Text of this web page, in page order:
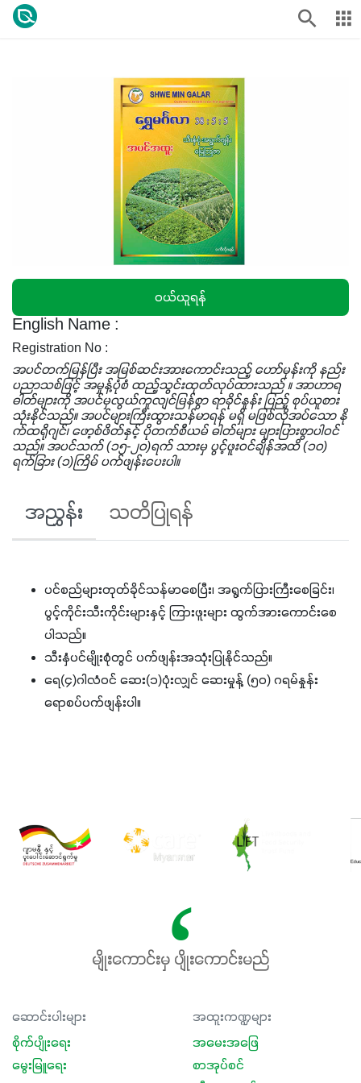
၀ယ်ယူရန်
English Name :
Registration No :
အပင်တက်မြန်ပြီး အမြစ်ဆင်းအားကောင်းသည့် ဟော်မုန်းကို နည်း
ပညာသစ်ဖြင့် အမှုန့်ပုံစံ ထည့်သွင်းထုတ်လုပ်ထားသည် ။ အာဟာရ
ဓါတ်များကို အပင်မှလွယ်ကူလျင်မြန်စွာ ရာခိုင်နှုန်း ပြည့် စုပ်ယူစား
သုံးနိုင်သည်။ အပင်များကြီးထွားသန်မာရန် မရှိ မဖြစ်လိုအပ်သော နို
က်ထရိုဂျင်၊ ဖော့စ်ဖိတ်နှင့် ပိုတက်စီယမ် ဓါတ်များ များပြားစွာပါဝင်
သည်။ အပင်သက် (၁၅-၂၀)ရက် သားမှ ပွင့်ဖူးဝင်ချိန်အထိ (၁၀)
ရက်ခြား (၁)ကြိမ် ပက်ဖျန်းပေးပါ။
အညွှန်း သတိပြုရန်
ပင်စည်များတုတ်ခိုင်သန်မာစေပြီး၊ အရွက်ပြားကြီးစေခြင်း၊
ပွင့်ကိုင်းသီးကိုင်းများနှင့် ကြားဖူးများ ထွက်အားကောင်းစေ
ပါသည်။
သီးနှံပင်မျိုးစုံတွင် ပက်ဖျန်းအသုံးပြုနိုင်သည်။
ရေ(၄)ဂါလံဝင် ဆေး(၁)ပုံးလျှင် ဆေးမှုန့် (၅၀) ဂရမ်နှုန်း
ရောစပ်ပက်ဖျန်းပါ။
မျိုးကောင်းမှ ပျိုးကောင်းမည်
ဆောင်းပါးများ
စိုက်ပျိုးရေး
မွေးမြူရေး
အထူးကဏ္ဍများ
အမေးအဖြေ
စာအုပ်စင်